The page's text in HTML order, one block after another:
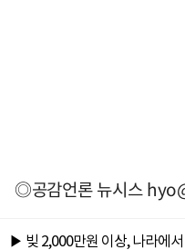
◎공감언론 뉴시스